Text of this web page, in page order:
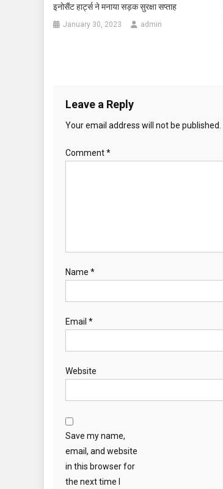
इनोसैंट हार्ट्स ने मनाया सड़क सुरक्षा सप्ताह
January 30, 2023 admin
Leave a Reply
Your email address will not be published.
Comment*
Name *
Email *
Website
Save my name,
email, and website
in this browser for
the next time I